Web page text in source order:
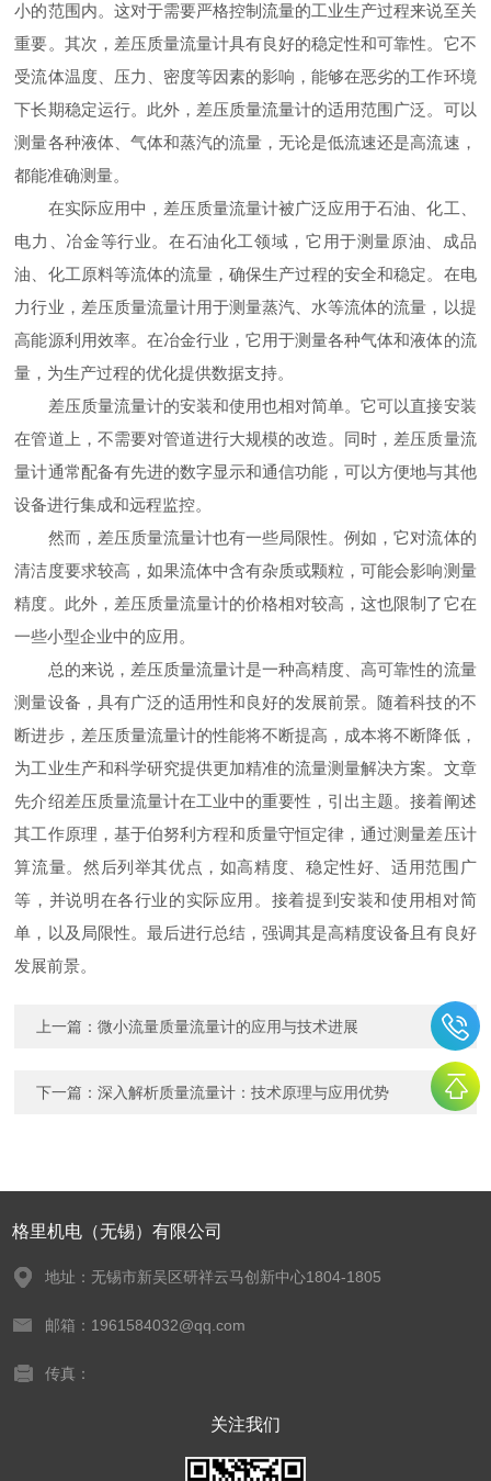
小的范围内。这对于需要严格控制流量的工业生产过程来说至关
重要。其次，差压质量流量计具有良好的稳定性和可靠性。它不
受流体温度、压力、密度等因素的影响，能够在恶劣的工作环境
下长期稳定运行。此外，差压质量流量计的适用范围广泛。可以
测量各种液体、气体和蒸汽的流量，无论是低流速还是高流速，
都能准确测量。
在实际应用中，差压质量流量计被广泛应用于石油、化工、
电力、冶金等行业。在石油化工领域，它用于测量原油、成品
油、化工原料等流体的流量，确保生产过程的安全和稳定。在电
力行业，差压质量流量计用于测量蒸汽、水等流体的流量，以提
高能源利用效率。在冶金行业，它用于测量各种气体和液体的流
量，为生产过程的优化提供数据支持。
差压质量流量计的安装和使用也相对简单。它可以直接安装
在管道上，不需要对管道进行大规模的改造。同时，差压质量流
量计通常配备有先进的数字显示和通信功能，可以方便地与其他
设备进行集成和远程监控。
然而，差压质量流量计也有一些局限性。例如，它对流体的
清洁度要求较高，如果流体中含有杂质或颗粒，可能会影响测量
精度。此外，差压质量流量计的价格相对较高，这也限制了它在
一些小型企业中的应用。
总的来说，差压质量流量计是一种高精度、高可靠性的流量
测量设备，具有广泛的适用性和良好的发展前景。随着科技的不
断进步，差压质量流量计的性能将不断提高，成本将不断降低，
为工业生产和科学研究提供更加精准的流量测量解决方案。文章
先介绍差压质量流量计在工业中的重要性，引出主题。接着阐述
其工作原理，基于伯努利方程和质量守恒定律，通过测量差压计
算流量。然后列举其优点，如高精度、稳定性好、适用范围广
等，并说明在各行业的实际应用。接着提到安装和使用相对简
单，以及局限性。最后进行总结，强调其是高精度设备且有良好
发展前景。
上一篇：微小流量质量流量计的应用与技术进展
下一篇：深入解析质量流量计：技术原理与应用优势
格里机电（无锡）有限公司
地址：无锡市新吴区研祥云马创新中心1804-1805
邮箱：1961584032@qq.com
传真：
关注我们